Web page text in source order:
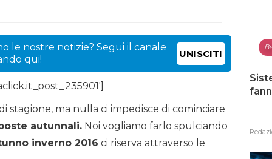
le nostre notizie? Segui il canale
qui!
UNISCITI
stagione, ma nulla ci impedisce di cominciare
autunnali. Noi vogliamo farlo spulciando
inverno 2016 ci riserva attraverso le